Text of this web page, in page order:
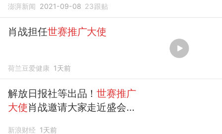
澎湃新闻 2021-09-08 23跟贴
肖战担任世赛推广大使
荷兰豆爱健康 1天前
解放日报社等出品！世赛推广
大使肖战邀请大家走近盛会，
新浪财经 1天前